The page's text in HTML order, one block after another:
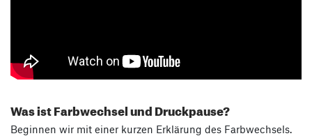
Was ist Farbwechsel und Druckpause?
Beginnen wir mit einer kurzen Erklärung des Farbwechsels.